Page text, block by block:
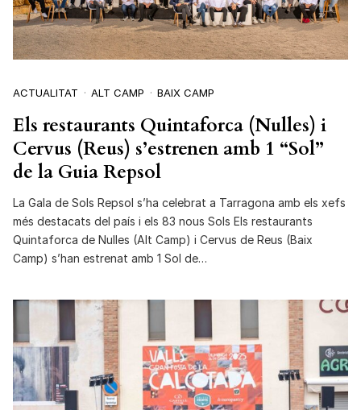
ACTUALITAT ALT CAMP BAIX CAMP
Els restaurants Quintaforca (Nulles) i
Cervus (Reus) s’estrenen amb 1 “Sol”
de la Guia Repsol
La Gala de Sols Repsol s’ha celebrat a Tarragona amb els xefs
més destacats del país i els 83 nous Sols Els restaurants
Quintaforca de Nulles (Alt Camp) i Cervus de Reus (Baix
Camp) s’han estrenat amb 1 Sol de…